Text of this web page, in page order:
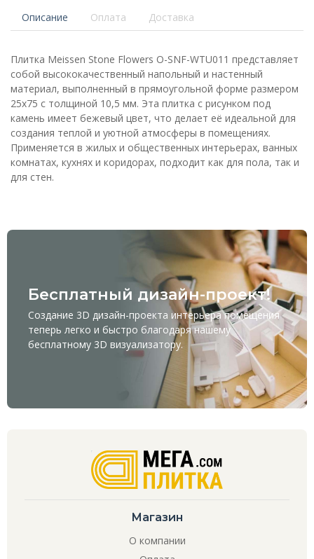
Описание Оплата Доставка
Плитка Meissen Stone Flowers O-SNF-WTU011 представляет
собой высококачественный напольный и настенный
материал, выполненный в прямоугольной форме размером
25x75 с толщиной 10,5 мм. Эта плитка с рисунком под
камень имеет бежевый цвет, что делает её идеальной для
создания теплой и уютной атмосферы в помещениях.
Применяется в жилых и общественных интерьерах, ванных
комнатах, кухнях и коридорах, подходит как для пола, так и
для стен.
Бесплатный дизайн-проект!
Создание 3D дизайн-проекта интерьера помещения
теперь легко и быстро благодаря нашему
бесплатному 3D визуализатору.
Магазин
О компании